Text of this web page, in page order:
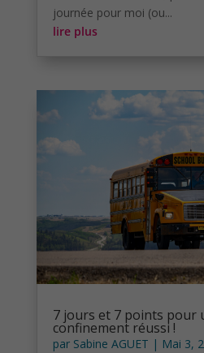
journée pour moi (ou...
lire plus
7 jours et 7 points pour
confinement réussi !
par Sabine AGUET | Mai 3,